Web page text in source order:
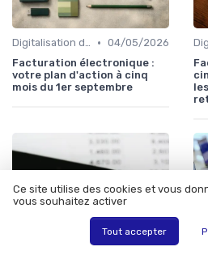
Digitalisation des procédures • 04/05/2026
Facturation électronique :
votre plan d'action à cinq
mois du 1er septembre
Ce site utilise des cookies et vous
vous souhaitez activer
Tout accepter